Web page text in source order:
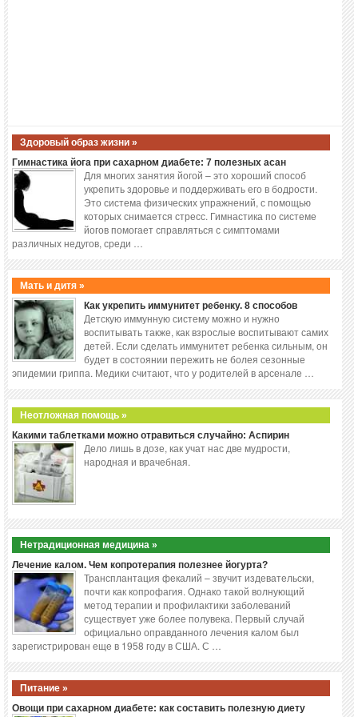
Здоровый образ жизни »
Гимнастика йога при сахарном диабете: 7 полезных асан
Для многих занятия йогой – это хороший способ
укрепить здоровье и поддерживать его в бодрости.
Это система физических упражнений, с помощью
которых снимается стресс. Гимнастика по системе
йогов помогает справляться с симптомами
различных недугов, среди …
Мать и дитя »
Как укрепить иммунитет ребенку. 8 способов
Детскую иммунную систему можно и нужно
воспитывать также, как взрослые воспитывают самих
детей. Если сделать иммунитет ребенка сильным, он
будет в состоянии пережить не болея сезонные
эпидемии гриппа. Медики считают, что у родителей в арсенале …
Неотложная помощь »
Какими таблетками можно отравиться случайно: Аспирин
Дело лишь в дозе, как учат нас две мудрости,
народная и врачебная.
Нетрадиционная медицина »
Лечение калом. Чем копротерапия полезнее йогурта?
Трансплантация фекалий – звучит издевательски,
почти как копрофагия. Однако такой волнующий
метод терапии и профилактики заболеваний
существует уже более полувека. Первый случай
официально оправданного лечения калом был
зарегистрирован еще в 1958 году в США. С …
Питание »
Овощи при сахарном диабете: как составить полезную диету